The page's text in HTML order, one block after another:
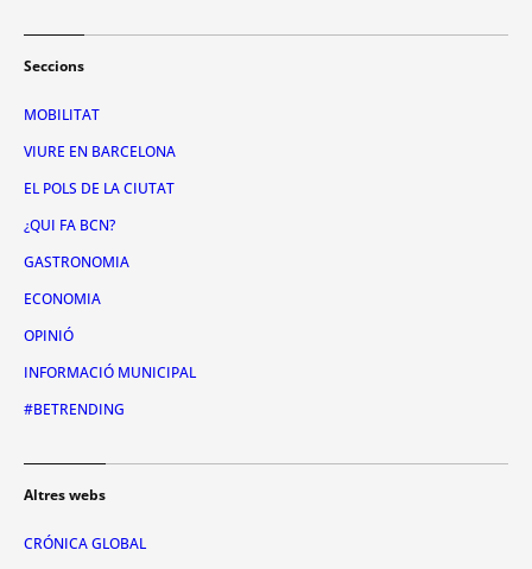
Seccions
MOBILITAT
VIURE EN BARCELONA
EL POLS DE LA CIUTAT
¿QUI FA BCN?
GASTRONOMIA
ECONOMIA
OPINIÓ
INFORMACIÓ MUNICIPAL
#BETRENDING
Altres webs
CRÓNICA GLOBAL